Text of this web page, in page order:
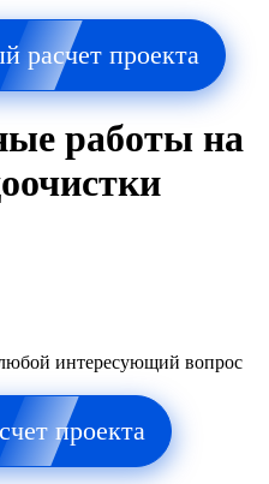
расчет проекта
работы на
интересующий вопрос
проекта